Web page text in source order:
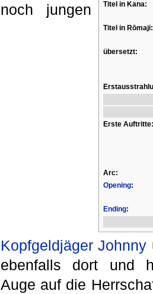
Titel in Kana:
Titel in Rōmaji:
übersetzt:
Erste Auftritte:
Arc:
Opening:
Ending:
noch jungen
Kopfgeldjäger Johnny
ebenfalls dort und
Auge auf die